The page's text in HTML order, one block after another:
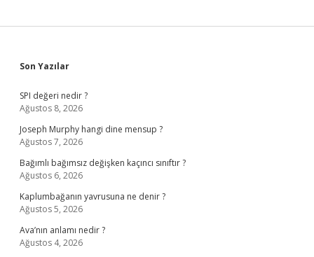
Sidebar
Son Yazılar
SPI değeri nedir ?
Ağustos 8, 2026
Joseph Murphy hangi dine mensup ?
Ağustos 7, 2026
Bağımlı bağımsız değişken kaçıncı sınıftır ?
Ağustos 6, 2026
Kaplumbağanın yavrusuna ne denir ?
Ağustos 5, 2026
Ava’nın anlamı nedir ?
Ağustos 4, 2026